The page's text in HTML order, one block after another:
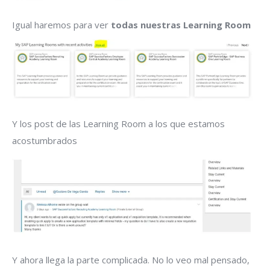
Igual haremos para ver todas nuestras Learning Room
Y los post de las Learning Room a los que estamos
acostumbrados
Y ahora llega la parte complicada. No lo veo mal pensado,